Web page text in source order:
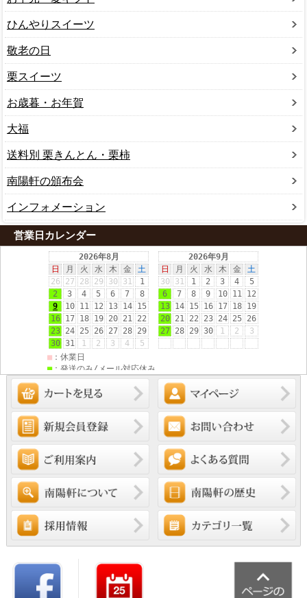
ひんやりスイーツ
敬老の日
栗スイーツ
お歳暮・お年賀
大福
送料別 栗きんとん・栗柿
南陽軒の頒布会
インフォメーション
営業日カレンダー